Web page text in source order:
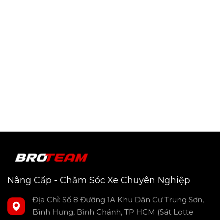
Nâng Cấp - Chăm Sóc Xe Chuyên Nghiệp
Địa Chỉ: Số 8 Đường 1A Khu Dân Cư Trung Sơn,
Bình Hưng, Bình Chánh, TP HCM (Sát Lotte